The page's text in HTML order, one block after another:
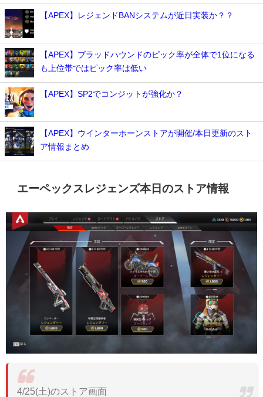
【APEX】レジェンドBANシステムが近日実装か？？
【APEX】ブラッドハウンドのピック率が全体で1位になる
も上位帯ではピック率は低い
【APEX】SP2でコンジットが強化か？
【APEX】ウインターホーンストアが開催/本日更新のスト
ア情報まとめ
エーペックスレジェンズ本日のストア情報
4/25(土)のストア画面